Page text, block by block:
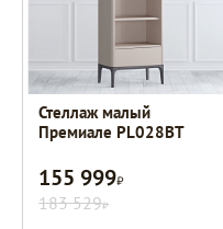
Стеллаж малый
Премиале PL028BT
155 999Р
183 529Р